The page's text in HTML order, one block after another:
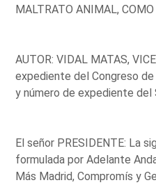
MALTRATO ANIMAL,
AUTOR: VIDAL MATAS,
expediente del Congreso
y número de expediente del
El señor PRESIDENTE: La
formulada por Adelante
Más Madrid, Compromís y